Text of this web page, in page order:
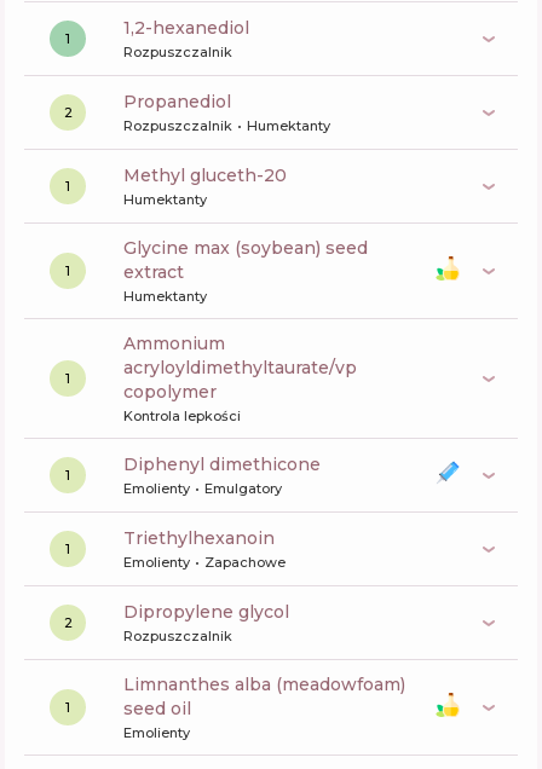
1 1,2-hexanediol
Rozpuszczalnik
2 propanediol
Rozpuszczalnik Humektanty
1 methyl gluceth-20
Humektanty
1
glycine max (soybean) seed
extract
Humektanty
1
ammonium
acryloyldimethyltaurate/vp
copolymer
Kontrola lepkości
1 diphenyl dimethicone
Emolienty Emulgatory
1 triethylhexanoin
Emolienty Zapachowe
2 dipropylene glycol
Rozpuszczalnik
1
limnanthes alba (meadowfoam)
seed oil
Emolienty